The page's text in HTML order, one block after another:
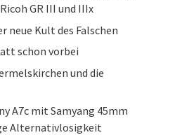
GR III und IIIx
neue Kult des Falschen
schon vorbei
und die
A7c mit Samyang 45mm
Alternativlosigkeit